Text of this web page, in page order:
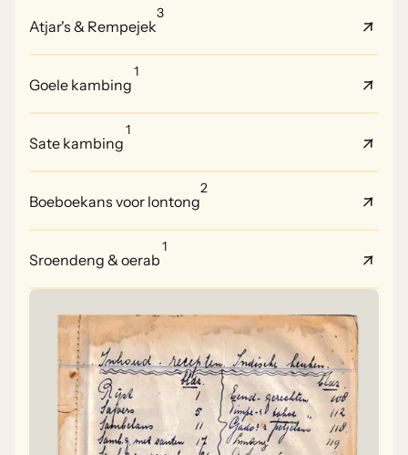
Atjar's & Rempejek
3
Goele kambing
1
Sate kambing
1
Boeboekans voor lontong
2
Sroendeng & oerab
1